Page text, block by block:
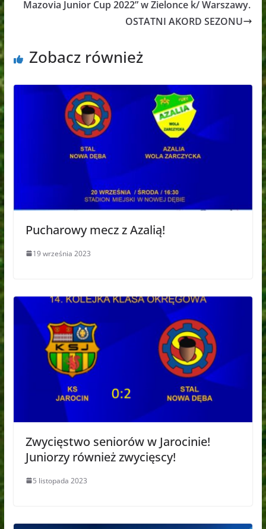
Mazovia Junior Cup 2022” w Zielonce k/ Warszawy.
OSTATNI AKORD SEZONU
Zobacz również
Pucharowy mecz z Azalią!
19 września 2023
Zwycięstwo seniorów w Jarocinie!
Juniorzy również zwycięscy!
5 listopada 2023